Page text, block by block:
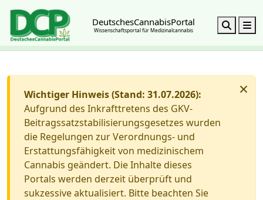
DeutschesCannabisPortal
Wissenschaftsportal für Medizinalcannabis Search
×
Wichtiger Hinweis (Stand: 31.07.2026):
Aufgrund des Inkrafttretens des GKV-
Beitragssatzstabilisierungsgesetzes wurden
die Regelungen zur Verordnungs- und
Erstattungsfähigkeit von medizinischem
Cannabis geändert. Die Inhalte dieses
Portals werden derzeit überprüft und
sukzessive aktualisiert. Bitte beachten Sie